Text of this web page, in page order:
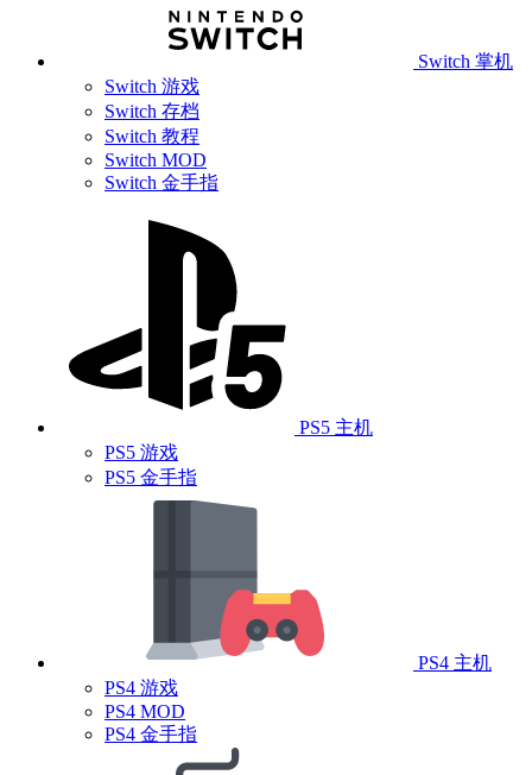
Switch 掌机
Switch 游戏
Switch 存档
Switch 教程
Switch MOD
Switch 金手指
PS5 主机
PS5 游戏
PS5 金手指
PS4 主机
PS4 游戏
PS4 MOD
PS4 金手指